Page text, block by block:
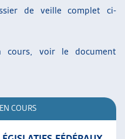
de veille complet ci-
cours, voir le document
COURS